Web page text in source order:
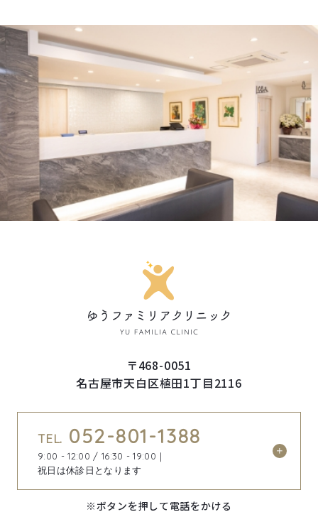
〒468-0051
名古屋市天白区植田1丁目2116
TEL. 052-801-1388
9:00 - 12:00 / 16:30 - 19:00｜
祝日は休診日となります
※ボタンを押して電話をかける